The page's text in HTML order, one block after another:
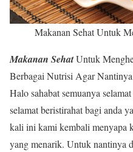
Makanan Sehat Untuk
Makanan SehatUntuk
Berbagai Nutrisi Agar
Halo sahabat semuanya
selamat beristirahat bagi anda
kali ini kami kembali menyapa
yang menarik. Untuk nantinya